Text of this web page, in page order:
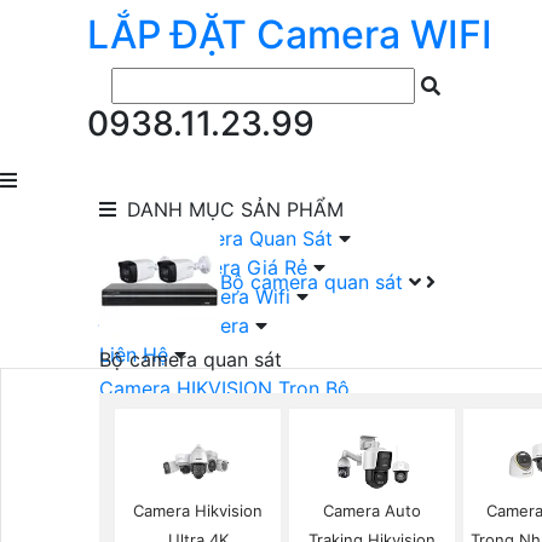
LẮP ĐẶT Camera WIFI
0938.11.23.99
DANH MỤC SẢN PHẨM
Bộ camera quan sát
Bộ camera quan sát
Camera HIKVISION Trọn Bộ
Camera DAHUA Trọn Bộ
Camera giá Rẻ Trọn Bộ
Bộ Camera Nên Dùng
Bộ Camera Có Màu Ban Đêm
lắp Đặt Camera Quan Sát
Lắp Bộ Camera Giá Rẻ
Lắp Đặt Camera Wifi
Đầu Ghi Camera
Liên Hệ
Camera Hikvision
Camera Auto